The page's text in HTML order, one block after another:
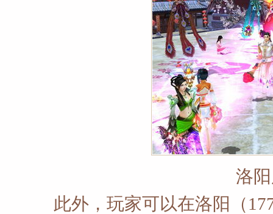
洛
此外，玩家可以在洛阳（